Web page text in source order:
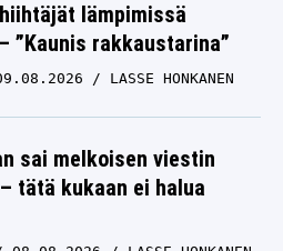
lämpimissä
”Kaunis rakkaustarina”
LASSE HONKANEN
sai melkoisen viestin
tätä kukaan ei halua